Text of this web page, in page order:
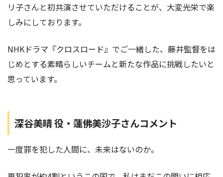
リ子さんと初共演させていただけることが、大変光栄で楽
しみにしております。
NHKドラマ『クロスロード』でご一緒した、藤井監督をは
じめとする素晴らしいチームと新たな作品に挑戦したいと
思っています。
深谷美晴 役・蓮佛美沙子さんコメント
一度罪を犯した人間に、未来はないのか。